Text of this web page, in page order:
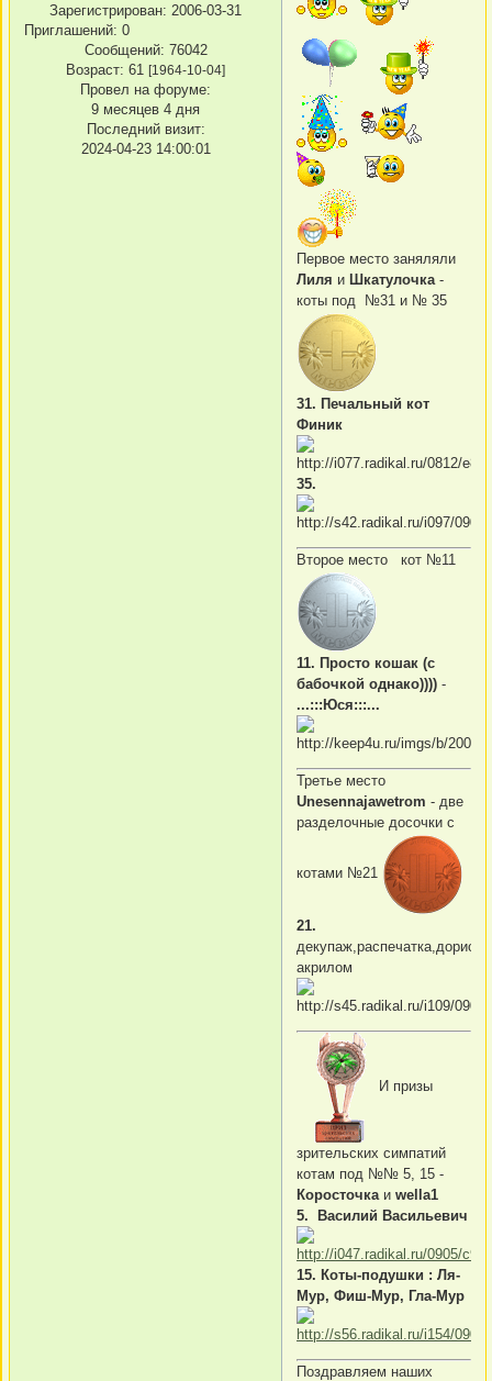
Зарегистрирован: 2006-03-31
Приглашений: 0
Сообщений: 76042
Возраст: 61 [1964-10-04]
Провел на форуме:
9 месяцев 4 дня
Последний визит:
2024-04-23 14:00:01
Первое место заняляли
Лиля и Шкатулочка -
коты под №31 и № 35
31. Печальный кот
Финик
35.
Второе место кот №11
11. Просто кошак (с
бабочкой однако)))) -
...:::Юся:::...
Третье место
Unesennajawetrom - две
разделочные досочки с
котами №21
21.
акрилом
И призы
зрительских симпатий
котам под №№ 5, 15 -
Коросточка и wella1
5. Василий Васильевич
15. Коты-подушки : Ля-
Мур, Фиш-Мур, Гла-Мур
Поздравляем наших